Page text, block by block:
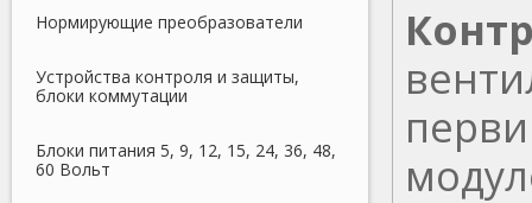
Нормирующие преобразователи
Устройства контроля и защиты,
блоки коммутации
Блоки питания 5, 9, 12, 15, 24, 36, 48,
60 Вольт